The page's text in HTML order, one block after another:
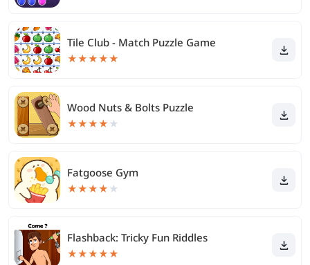
Tile Club - Match Puzzle Game
★★★★★
Wood Nuts & Bolts Puzzle
★★★★ ★
Fatgoose Gym
★★★★ ★
Flashback: Tricky Fun Riddles
★★★★★